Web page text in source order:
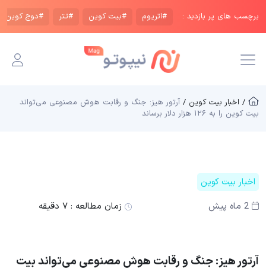
برچسب های پر بازدید : #اتریوم #بیت کوین #تتر #دوج کوین
/ اخبار بیت کوین / آرتور هیز: جنگ و رقابت هوش مصنوعی می‌تواند
بیت کوین را به ۱۲۶ هزار دلار برساند
اخبار بیت کوین
2 ماه پیش
زمان مطالعه : ۷ دقیقه
آرتور هیز: جنگ و رقابت هوش مصنوعی می‌تواند بیت